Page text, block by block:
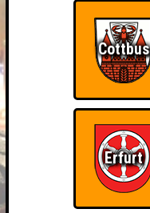
Cottbus
Erfurt